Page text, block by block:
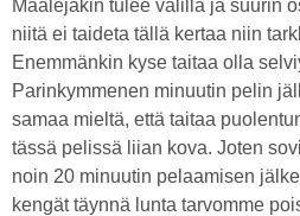
Maalejakin tulee välillä ja suurin
niitä ei taideta tällä kertaa niin
Enemmänkin kyse taitaa olla
Parinkymmenen minuutin pelin
samaa mieltä, että taitaa
tässä pelissä liian kova. Joten
noin 20 minuutin pelaamisen
kengät täynnä lunta tarvomme